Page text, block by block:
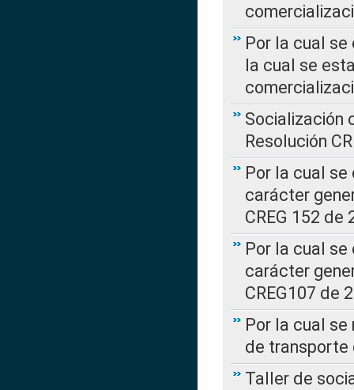
Por la cual se
la cual se
Socialización
Resolución
Por la cual
carácter
CREG 152 de
Por la cual
carácter
CREG107 de
Por la cual
de transporte
Taller de